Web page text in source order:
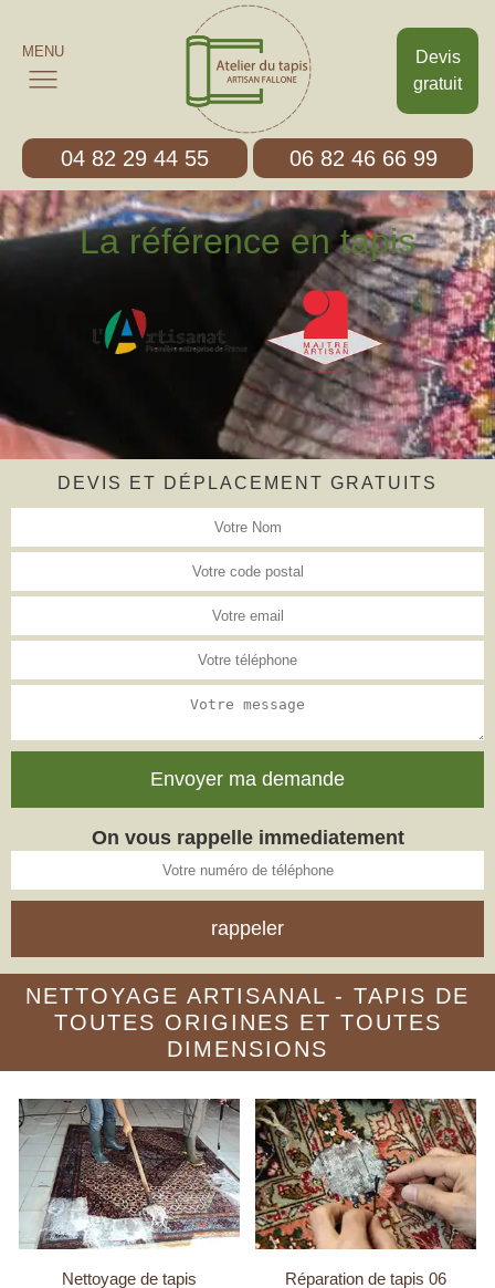
Devis
gratuit
MENU
04 82 29 44 55 06 82 46 66 99
La référence en tapis
DEVIS ET DÉPLACEMENT GRATUITS
On vous rappelle immediatement
NETTOYAGE ARTISANAL - TAPIS DE
TOUTES ORIGINES ET TOUTES
DIMENSIONS
Nettoyage de tapis Réparation de tapis 06